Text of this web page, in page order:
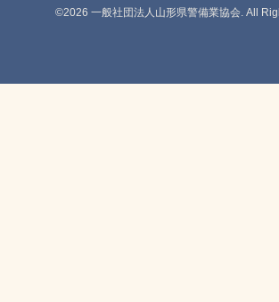
©2026 一般社団法人山形県警備業協会. All